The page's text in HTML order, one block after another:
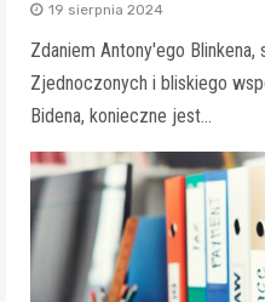
19 sierpnia 2024
Zdaniem Antony'ego
Zjednoczonych i bliskiego
Bidena, konieczne jest…